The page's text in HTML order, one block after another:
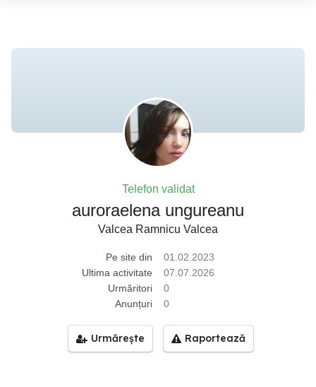
Telefon validat
auroraelena ungureanu
Valcea Ramnicu Valcea
Pe site din
01.02.2023
Ultima activitate
07.07.2026
Urmăritori
0
Anunțuri
0
Urmărește Raportează